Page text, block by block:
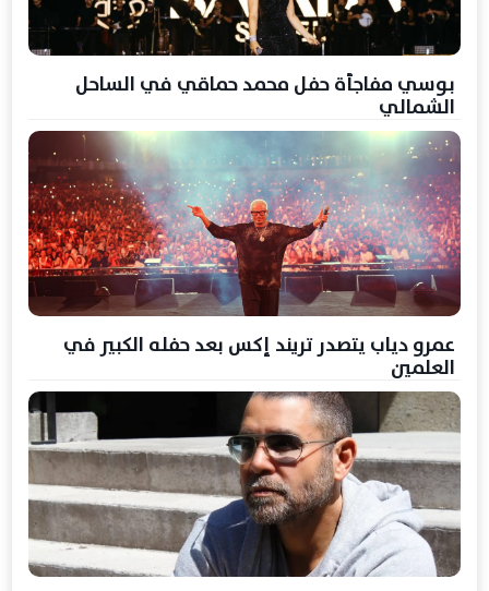
بوسي مفاجأة حفل محمد حماقي في الساحل
الشمالي
عمرو دياب يتصدر تريند إكس بعد حفله الكبير في
العلمين